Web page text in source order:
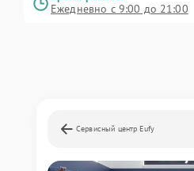
Ежедневно с 9:00 до 21:00
Сервисный центр Eufy